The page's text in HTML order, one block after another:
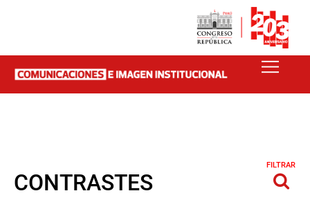
CONTRASTES
FILTRAR